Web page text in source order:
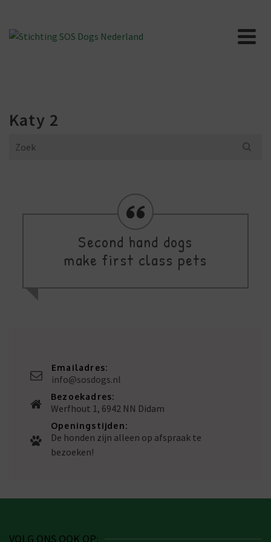
Katy 2
Search
Second hand dogs
make first class pets
Emailadres:
info@sosdogs.nl
Bezoekadres:
Werfhout 1, 6942 NN Didam
Openingstijden:
De honden zijn alleen op afspraak te
bezoeken!
VOLG ONS OOK OP: